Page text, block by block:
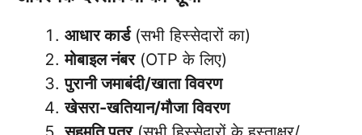
आधार कार्ड(सभी हिस्सेदारों का)
मोबाइल नंबर(OTP के लिए)
पुरानी जमाबंदी/खाता विवरण
खेसरा-खतियान/मौजा विवरण